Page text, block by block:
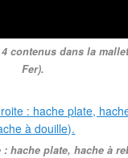
contenus dans la
Fer).
hache plate, hache à